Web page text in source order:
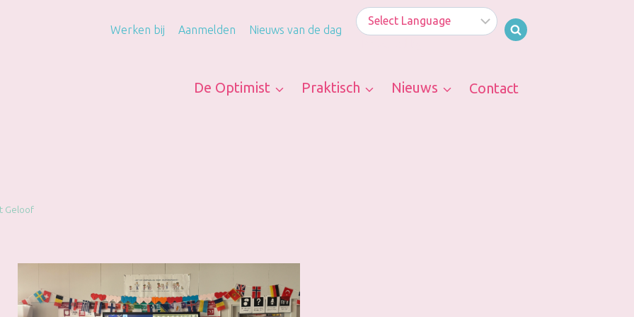
Werken bij Aanmelden
Nieuws van de dag
De Optimist Praktisch Nieuws Contact
Geloof